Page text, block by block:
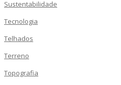
Sustentabilidade
Tecnologia
Telhados
Terreno
Topografia